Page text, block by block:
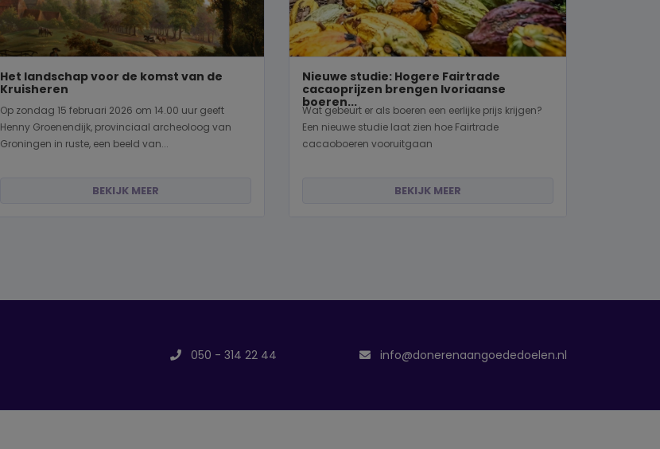
Het landschap voor de komst van de
Kruisheren
Op zondag 15 februari 2026 om 14.00 uur geeft
Henny Groenendijk, provinciaal archeoloog van
Groningen in ruste, een beeld van...
BEKIJK MEER
Nieuwe studie: Hogere Fairtrade
cacaoprijzen brengen Ivoriaanse
boeren...
Wat gebeurt er als boeren een eerlijke prijs krijgen?
Een nieuwe studie laat zien hoe Fairtrade
cacaoboeren vooruitgaan
BEKIJK MEER
050 - 314 22 44 info@donerenaangoededoelen.nl